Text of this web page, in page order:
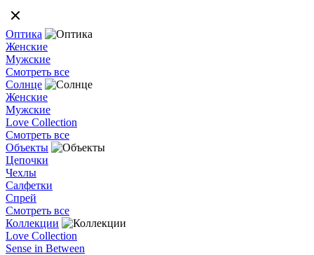
Оптика
Женские
Мужские
Смотреть все
Солнце
Женские
Мужские
Love Collection
Смотреть все
Объекты
Цепочки
Чехлы
Салфетки
Спрей
Смотреть все
Коллекции
Love Collection
Sense in Between